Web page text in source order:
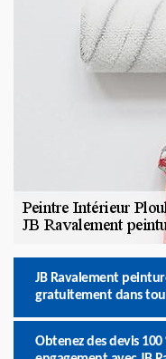
JB Ravalement
gratuitement dans
Obtenez des devis